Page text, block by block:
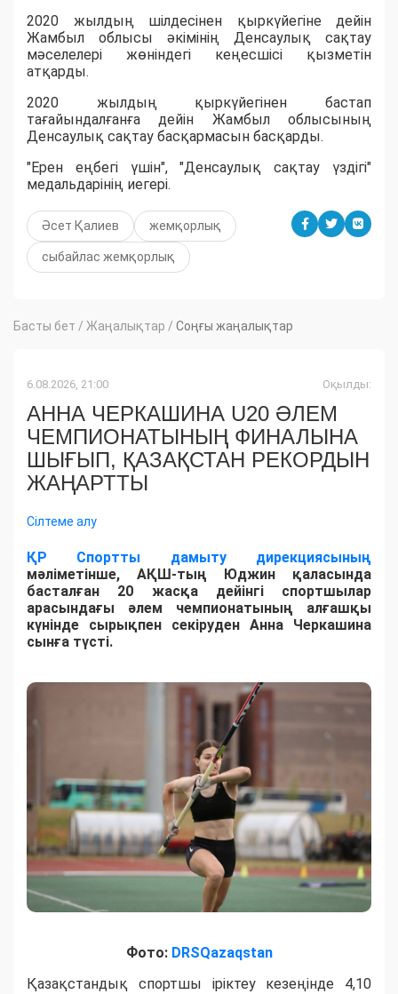
2020 жылдың шілдесінен қыркүйегіне дейін
Жамбыл облысы әкімінің Денсаулық сақтау
мәселелері жөніндегі кеңесшісі қызметін
атқарды.
2020 жылдың қыркүйегінен бастап
тағайындалғанға дейін Жамбыл облысының
Денсаулық сақтау басқармасын басқарды.
"Ерен еңбегі үшін", "Денсаулық сақтау үздігі"
медальдарінің иегері.
Әсет Қалиев жемқорлық
сыбайлас жемқорлық
Басты бет / Жаңалықтар / Соңғы жаңалықтар
6.08.2026, 21:00 Оқылды:
АННА ЧЕРКАШИНА U20 ӘЛЕМ
ЧЕМПИОНАТЫНЫҢ ФИНАЛЫНА
ШЫҒЫП, ҚАЗАҚСТАН РЕКОРДЫН
ЖАҢАРТТЫ
Сілтеме алу
ҚР Спортты дамыту дирекциясының
мәліметінше, АҚШ-тың Юджин қаласында
басталған 20 жасқа дейінгі спортшылар
арасындағы әлем чемпионатының алғашқы
күнінде сырықпен секіруден Анна Черкашина
сынға түсті.
Фото: DRSQazaqstan
Қазақстандық спортшы іріктеу кезеңінде 4,10